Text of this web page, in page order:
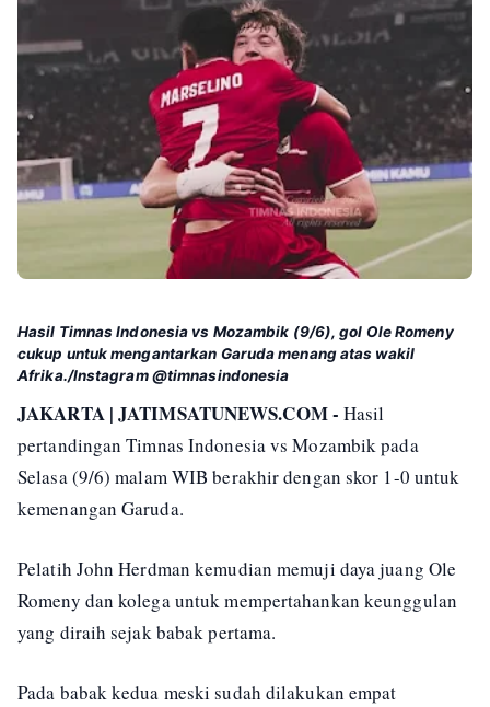
Hasil Timnas Indonesia vs Mozambik (9/6), gol Ole Romeny
cukup untuk mengantarkan Garuda menang atas wakil
Afrika./Instagram @timnasindonesia
JAKARTA | JATIMSATUNEWS.COM - Hasil
pertandingan Timnas Indonesia vs Mozambik pada
Selasa (9/6) malam WIB berakhir dengan skor 1-0 untuk
kemenangan Garuda.
Pelatih John Herdman kemudian memuji daya juang Ole
Romeny dan kolega untuk mempertahankan keunggulan
yang diraih sejak babak pertama.
Pada babak kedua meski sudah dilakukan empat